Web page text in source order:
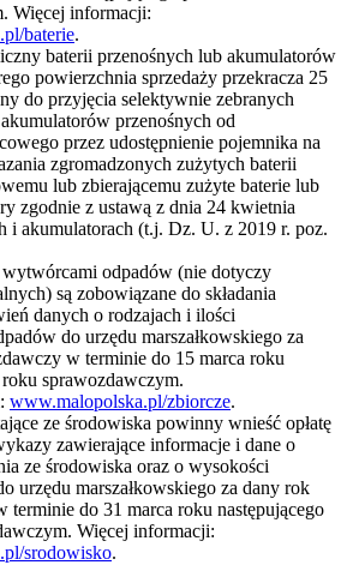
Więcej informacji:
baterie.
baterii przenośnych lub akumulatorów
powierzchnia sprzedaży przekracza 25
do przyjęcia selektywnie zebranych
przenośnych od
przez udostępnienie pojemnika na
zgromadzonych zużytych baterii
lub zbierającemu zużyte baterie lub
zgodnie z ustawą z dnia 24 kwietnia
i akumulatorach (t.j. Dz. U. z 2019 r. poz.
wytwórcami odpadów (nie dotyczy
są zobowiązane do składania
danych o rodzajach i ilości
do urzędu marszałkowskiego za
w terminie do 15 marca roku
sprawozdawczym.
www.malopolska.pl/zbiorcze.
ze środowiska powinny wnieść opłatę
zawierające informacje i dane o
ze środowiska oraz o wysokości
urzędu marszałkowskiego za dany rok
terminie do 31 marca roku następującego
Więcej informacji:
srodowisko.